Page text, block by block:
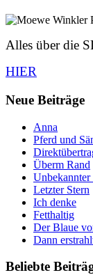
Alles über die
HIER
Neue Beiträge
Anna
Pferd und
Überm Rand
Letzter Stern
Ich denke
Fetthaltig
Der Blaue
Dann
Beliebte